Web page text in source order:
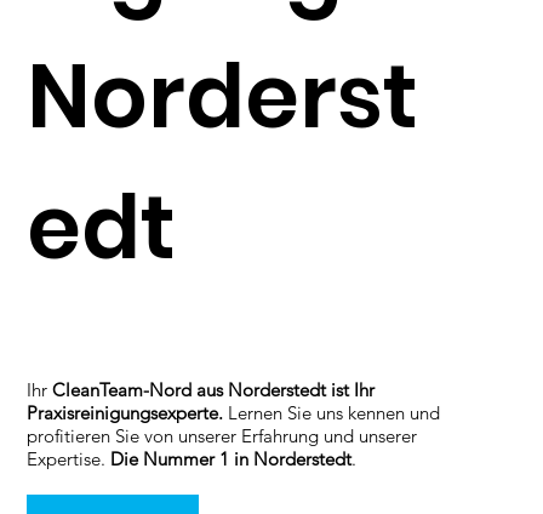
Norderst
edt
IhrCleanTeam-Nord aus Norderstedt ist Ihr
Praxisreinigungsexperte. Lernen Sie uns kennen und
profitieren Sie von unserer Erfahrung und unserer
Expertise. Die Nummer 1 in Norderstedt.